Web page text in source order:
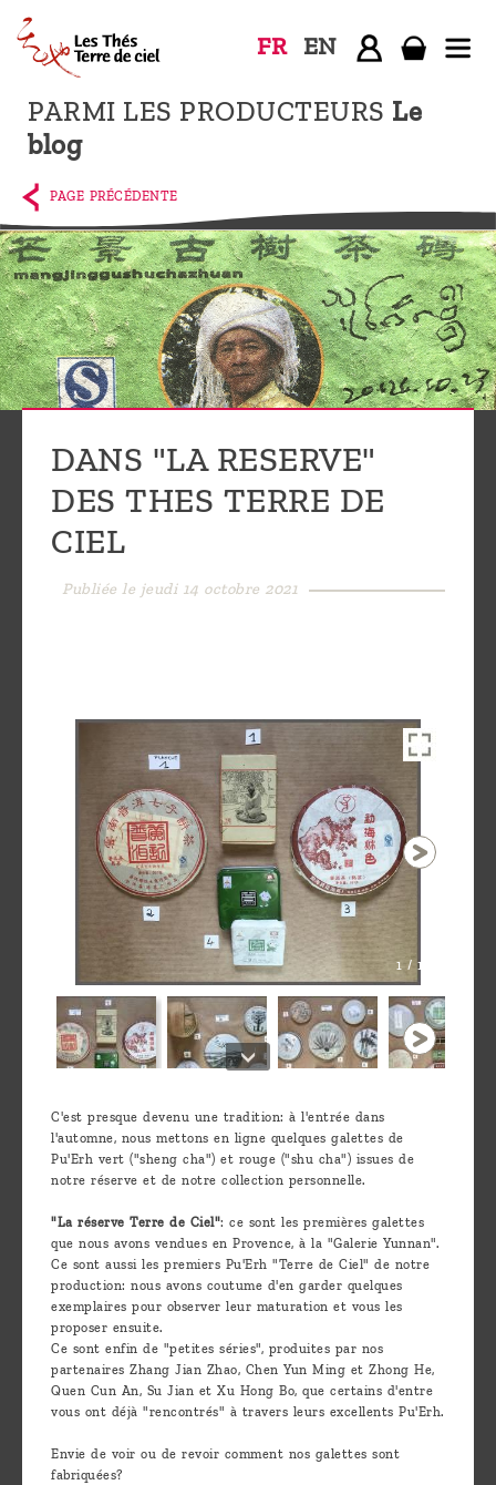
PARMI LES PRODUCTEURS Le
blog
FR EN
Accueil
La
boutique
Terre de
Ciel
Parmi les
producteurs,
le blog
Qui
sommes-
nous ?
le thé
Pu'Erh
PAGE PRÉCÉDENTE
DANS "LA RESERVE"
DES THES TERRE DE
CIEL
Publiée le jeudi 14 octobre 2021
1 / 13
C'est presque devenu une tradition: à l'entrée dans
l'automne, nous mettons en ligne quelques galettes de
Pu'Erh vert ("sheng cha") et rouge ("shu cha") issues de
notre réserve et de notre collection personnelle.
"La réserve Terre de Ciel": ce sont les premières galettes
que nous avons vendues en Provence, à la "Galerie Yunnan".
Ce sont aussi les premiers Pu'Erh "Terre de Ciel" de notre
production: nous avons coutume d'en garder quelques
exemplaires pour observer leur maturation et vous les
proposer ensuite.
Ce sont enfin de "petites séries", produites par nos
partenaires Zhang Jian Zhao, Chen Yun Ming et Zhong He,
Quen Cun An, Su Jian et Xu Hong Bo, que certains d'entre
vous ont déjà "rencontrés" à travers leurs excellents Pu'Erh.
Envie de voir ou de revoir comment nos galettes sont
fabriquées?